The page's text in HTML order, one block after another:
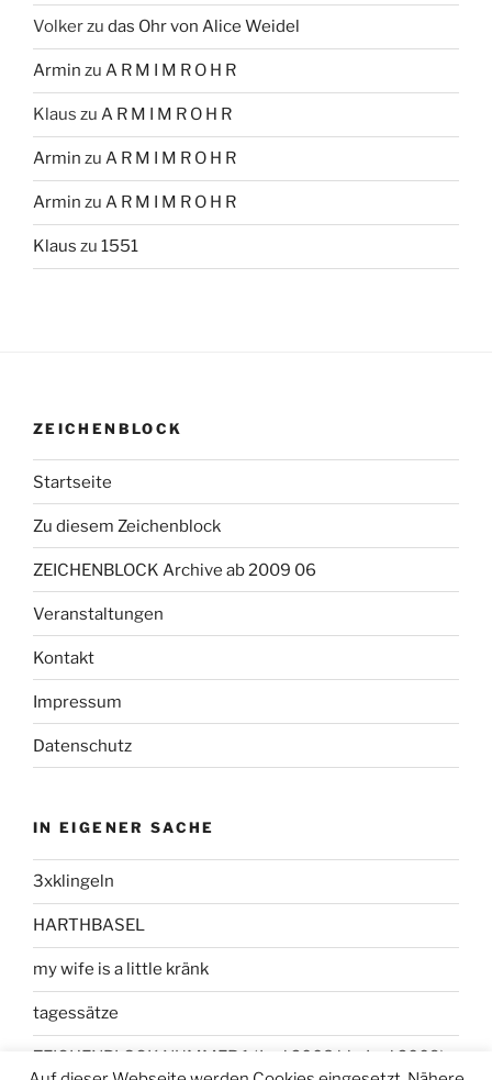
Volkerzu das Ohr von Alice Weidel
Armin zu A R M I M R O H R
Klaus zu A R M I M R O H R
Armin zu A R M I M R O H R
Armin zu A R M I M R O H R
Klaus zu 1551
ZEICHENBLOCK
Startseite
Zu diesem Zeichenblock
ZEICHENBLOCK Archive ab 2009 06
Veranstaltungen
Kontakt
Impressum
Datenschutz
IN EIGENER SACHE
3xklingeln
HARTHBASEL
my wife is a little kränk
tagessätze
ZEICHENBLOCK NUMMER 1 (Juni 2008 bis Juni 2009)